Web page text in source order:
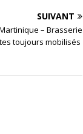
SUIVANT
Martinique – Brasserie
toujours mobilisés